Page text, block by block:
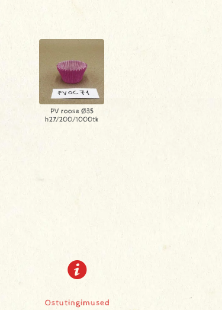
PV roosa Ø35
h27/200/1000tk
Ostutingimused